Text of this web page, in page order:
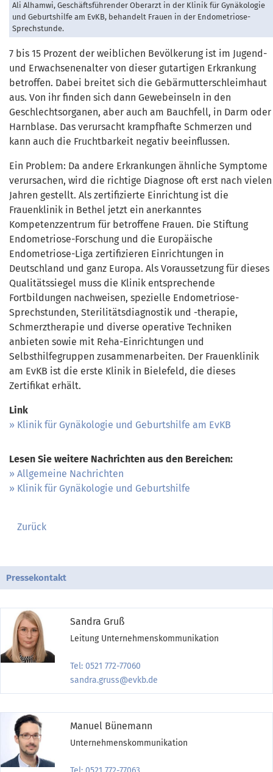
Ali Alhamwi, Geschäftsführender Oberarzt in der Klinik für Gynäkologie
und Geburtshilfe am EvKB, behandelt Frauen in der Endometriose-
Sprechstunde.
7 bis 15 Prozent der weiblichen Bevölkerung ist im Jugend-
und Erwachsenenalter von dieser gutartigen Erkrankung
betroffen. Dabei breitet sich die Gebärmutterschleimhaut
aus. Von ihr finden sich dann Gewebeinseln in den
Geschlechtsorganen, aber auch am Bauchfell, in Darm oder
Harnblase. Das verursacht krampfhafte Schmerzen und
kann auch die Fruchtbarkeit negativ beeinflussen.
Ein Problem: Da andere Erkrankungen ähnliche Symptome
verursachen, wird die richtige Diagnose oft erst nach vielen
Jahren gestellt. Als zertifizierte Einrichtung ist die
Frauenklinik in Bethel jetzt ein anerkanntes
Kompetenzzentrum für betroffene Frauen. Die Stiftung
Endometriose-Forschung und die Europäische
Endometriose-Liga zertifizieren Einrichtungen in
Deutschland und ganz Europa. Als Voraussetzung für dieses
Qualitätssiegel muss die Klinik entsprechende
Fortbildungen nachweisen, spezielle Endometriose-
Sprechstunden, Sterilitätsdiagnostik und -therapie,
Schmerztherapie und diverse operative Techniken
anbieten sowie mit Reha-Einrichtungen und
Selbsthilfegruppen zusammenarbeiten. Der Frauenklinik
am EvKB ist die erste Klinik in Bielefeld, die dieses
Zertifikat erhält.
Link
Klinik für Gynäkologie und Geburtshilfe am EvKB
Lesen Sie weitere Nachrichten aus den Bereichen:
Allgemeine Nachrichten
Klinik für Gynäkologie und Geburtshilfe
Zurück
Pressekontakt
Sandra Gruß
Leitung Unternehmenskommunikation
Tel: 0521 772-77060
sandra.gruss@evkb.de
Manuel Bünemann
Unternehmenskommunikation